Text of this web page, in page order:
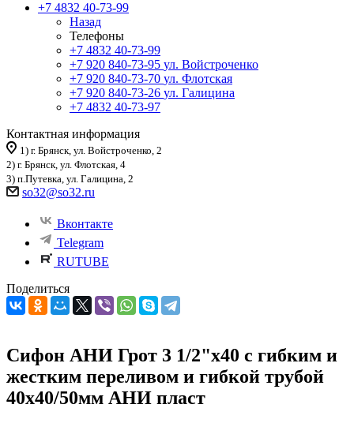
+7 4832 40-73-99
Назад
Телефоны
+7 4832 40-73-99
+7 920 840-73-95 ул. Войстроченко
+7 920 840-73-70 ул. Флотская
+7 920 840-73-26 ул. Галицина
+7 4832 40-73-97
Контактная информация
1) г. Брянск, ул. Войстроченко, 2
2) г. Брянск, ул. Флотская, 4
3) п.Путевка, ул. Галицина, 2
so32@so32.ru
Вконтакте
Telegram
RUTUBE
Поделиться
Сифон АНИ Грот 3 1/2"х40 с гибким и
жестким переливом и гибкой трубой
40х40/50мм АНИ пласт